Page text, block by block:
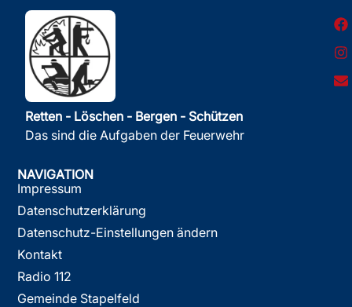
Retten - Löschen - Bergen - Schützen
Das sind die Aufgaben der Feuerwehr
NAVIGATION
Impressum
Datenschutzerklärung
Datenschutz-Einstellungen ändern
Kontakt
Radio 112
Gemeinde Stapelfeld